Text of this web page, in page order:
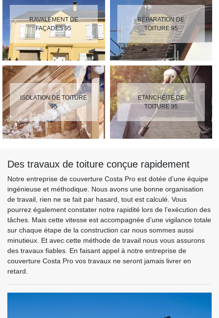
RAVALEMENT DE
FAÇADES 95
RÉPARATION DE
TOITURE 95
ISOLATION DE TOITURE
95
ETANCHÉITÉ DE
TOITURE 95
Des travaux de toiture conçue rapidement
Notre entreprise de couverture Costa Pro est dotée d’une équipe
ingénieuse et méthodique. Nous avons une bonne organisation
de travail, rien ne se fait par hasard, tout est calculé. Vous
pourrez également constater notre rapidité lors de l’exécution des
tâches. Mais cette vitesse est accompagnée d’une vigilance totale
sur chaque étape de la construction car nous sommes aussi
minutieux. Et avec cette méthode de travail nous vous assurons
des travaux fiables. En faisant appel à notre entreprise de
couverture Costa Pro vos travaux ne seront jamais livrer en
retard.